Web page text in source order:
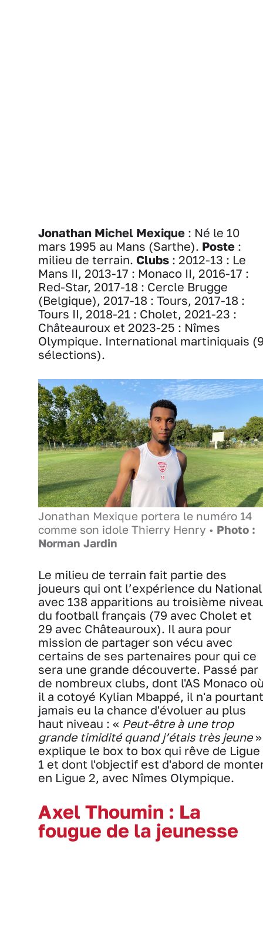
Jonathan Michel Mexique : Né le 10
mars 1995 au Mans (Sarthe). Poste :
milieu de terrain. Clubs : 2012-13 : Le
Mans II, 2013-17 : Monaco II, 2016-17 :
Red-Star, 2017-18 : Cercle Brugge
(Belgique), 2017-18 : Tours, 2017-18 :
Tours II, 2018-21 : Cholet, 2021-23 :
Châteauroux et 2023-25 : Nîmes
Olympique. International martiniquais
sélections).
Jonathan Mexique portera le numéro 14
comme son idole Thierry Henry • Photo :
Norman Jardin
Le milieu de terrain fait partie des
joueurs qui ont l’expérience du National
avec 138 apparitions au troisième
du football français (79 avec Cholet et
29 avec Châteauroux). Il aura pour
mission de partager son vécu avec
certains de ses partenaires pour qui ce
sera une grande découverte. Passé par
de nombreux clubs, dont l'AS Monaco
il a cotoyé Kylian Mbappé, il n'a pourtant
jamais eu la chance d'évoluer au plus
haut niveau : « Peut-être à une trop
grande timidité quand j’étais très jeune»
explique le box to box qui rêve de Ligue
1 et dont l'objectif est d'abord de
en Ligue 2, avec Nîmes Olympique.
Axel Thoumin : La
fougue de la jeunesse